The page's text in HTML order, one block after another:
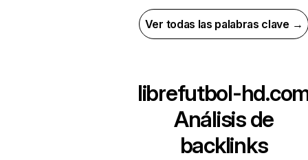
Ver todas las palabras clave →
librefutbol-
Análisis de
backlinks